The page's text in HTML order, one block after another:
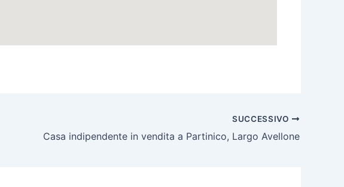
SUCCESSIVO
Casa indipendente in vendita a Partinico, Largo Avellone